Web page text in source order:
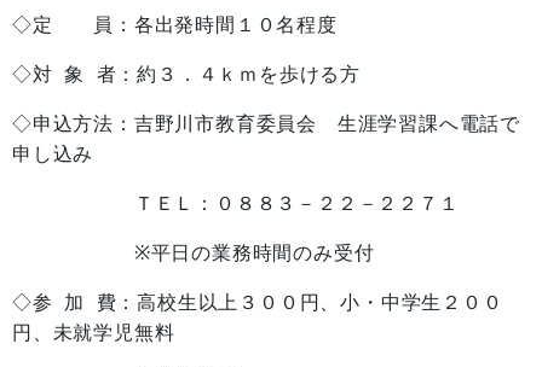
◇定 員：各出発時間１０名程度
◇対 象 者：約３．４ｋｍを歩ける方
◇申込方法：吉野川市教育委員会 生涯学習課へ電話で
申し込み
ＴＥＬ：０８８３－２２－２２７１
※平日の業務時間のみ受付
◇参 加 費：高校生以上３００円、小・中学生２００
円、未就学児無料